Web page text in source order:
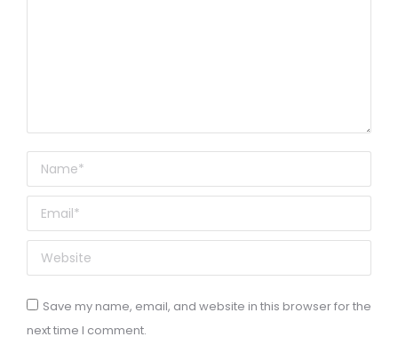
Name *
Email *
Website
Save my name, email, and website in this browser for the
next time I comment.